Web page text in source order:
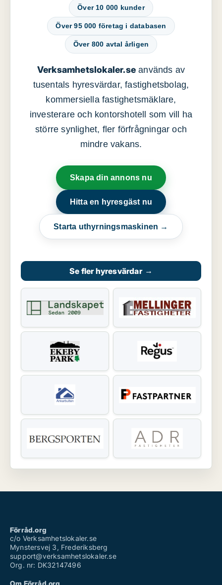
Över 10 000 kunder
Över 95 000 företag i databasen
Över 800 avtal årligen
Verksamhetslokaler.se används av
tusentals hyresvärdar, fastighetsbolag,
kommersiella fastighetsmäklare,
investerare och kontorshotell som vill ha
större synlighet, fler förfrågningar och
mindre vakans.
Skapa din annons nu
Hitta en hyresgäst nu
Starta uthyrningsmaskinen →
Se fler hyresvärdar →
Förråd.org
c/o Verksamhetslokaler.se
Mynstersvej 3, Frederiksberg
support@verksamhetslokaler.se
Org. nr: DK32147496